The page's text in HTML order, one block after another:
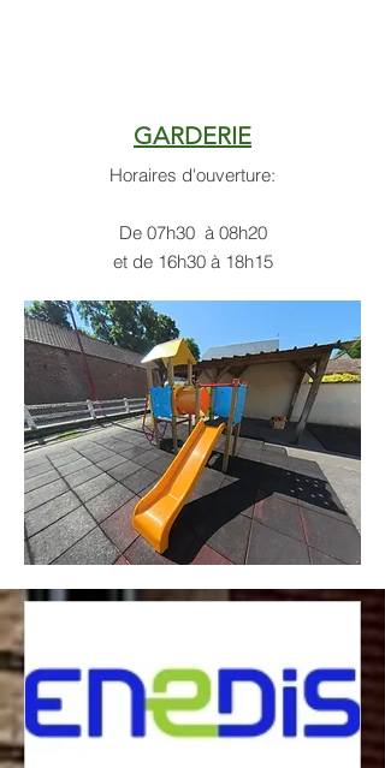
GARDERIE
Horaires d'ouverture:
De 07h30 à 08h20
et de 16h30 à 18h15